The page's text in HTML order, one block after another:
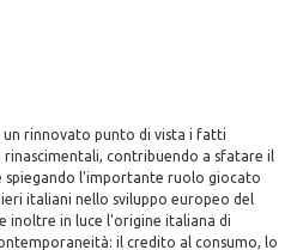
rinnovato punto di vista i fatti
contribuendo a sfatare il
spiegando l'importante ruolo giocato
italiani nello sviluppo europeo del
inoltre in luce l'origine italiana di
il credito al consumo, lo